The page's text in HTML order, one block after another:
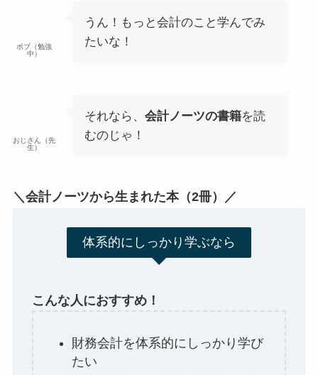
ボブ（勉強
中）
うん！もっと会計のこと学んでみ
たいな！
おじさん（先
生）
それなら、 会計ノーツの書籍を読
むのじゃ！
＼会計ノーツから生まれた本（2冊）／
体系的にしっかり学ぶなら
こんな人におすすめ！
財務会計を体系的にしっかり学び
たい